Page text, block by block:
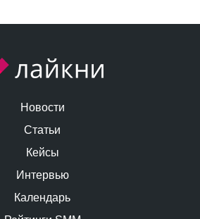
Новости
Статьи
Кейсы
Интервью
Календарь